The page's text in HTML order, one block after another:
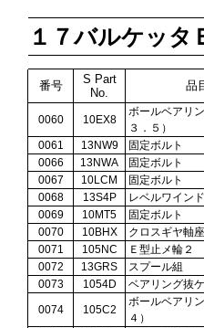
１７バルケッタ
番号
S Part
No.
品
0060 10EX8
ボールベアリ
３．５）
0061
13NW9 固定ボルト
0066
13NWA 固定ボルト
0067
10LCM 固定ボルト
0068
13S4P レベルワイン
0069
10MT5 固定ボルト
0070
10BHX クロスギヤ軸座
0071
105NC Ｅ型止メ輪２
0072
13GRS スプール組
0073
1054D ベアリング抜
0074
105C2
ボールベアリ
４）